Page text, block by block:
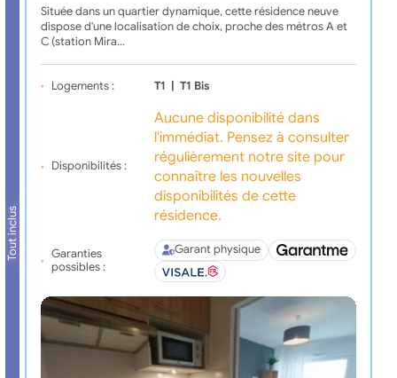
Tout inclus
Située dans un quartier dynamique, cette résidence neuve
dispose d'une localisation de choix, proche des métros A et
C (station Mira…
Logements : T1 | T1 Bis
Disponibilités :
Aucune disponibilité dans
l'immédiat. Pensez à consulter
régulièrement notre site pour
connaître les nouvelles
disponibilités de cette
résidence.
Garanties
possibles :
Garant physique